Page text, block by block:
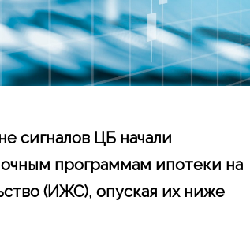
сигналов ЦБ начали
программам ипотеки на
(ИЖС), опуская их ниже